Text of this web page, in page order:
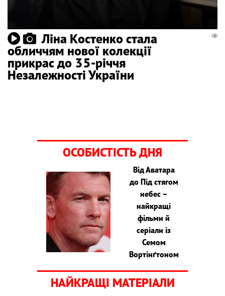
Ліна Костенко стала
обличчям нової колекції
прикрас до 35-річчя
Незалежності України
ОСОБИСТІСТЬ ДНЯ
Від Аватара
до Під стягом
небес –
найкращі
фільми й
серіали із
Семом
Вортінґтоном
НАЙКРАЩІ МАТЕРІАЛИ